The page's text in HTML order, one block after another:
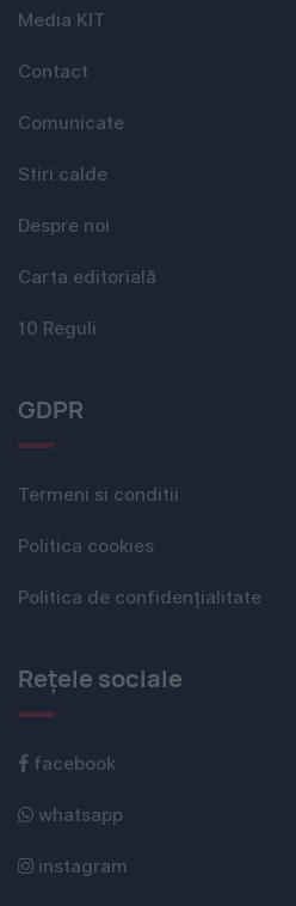
Media KIT
Contact
Comunicate
Stiri calde
Despre noi
Carta editorială
10 Reguli
GDPR
Termeni si conditii
Politica cookies
Politica de confidențialitate
Rețele sociale
facebook
whatsapp
instagram